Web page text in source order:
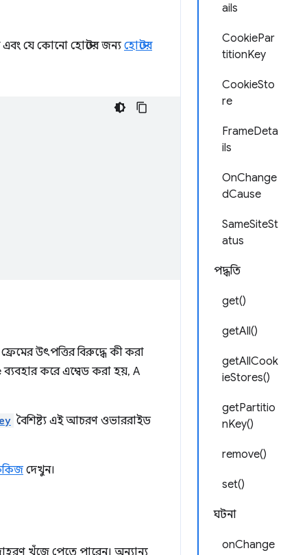
ails
CookiePar
titionKey
CookieSto
re
FrameDeta
ils
OnChange
dCause
SameSiteSt
atus
পদ্ধতি
get()
getAll()
getAllCook
ieStores()
getPartitio
nKey()
remove()
set()
ঘটনা
onChange
যে কোনো হোস্টের জন্য হোস্টের
উৎপত্তির বিরুদ্ধে কী করা
করে এম্বেড করা হয়, A
বৈশিষ্ট্য এই আচরণ ওভাররাইড
দেখুন।
খুঁজে পেতে পারেন। অন্যান্য